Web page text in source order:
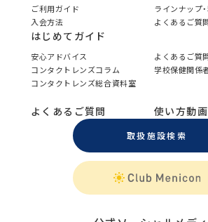
ご利用ガイド
ラインナップ
入会方法
よくあるご質
はじめてガイド
安心アドバイス
よくあるご質
コンタクトレンズコラム
学校保健関係
コンタクトレンズ総合資料室
よくあるご質問 使い方動画
取扱施設検索